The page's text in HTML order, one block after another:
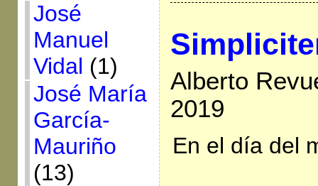
José
Manuel
Vidal (1)
José María
García-
Mauriño
(13)
Alberto
2019
En el día del